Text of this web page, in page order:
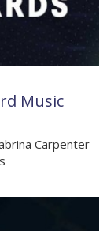
Music
Carpenter